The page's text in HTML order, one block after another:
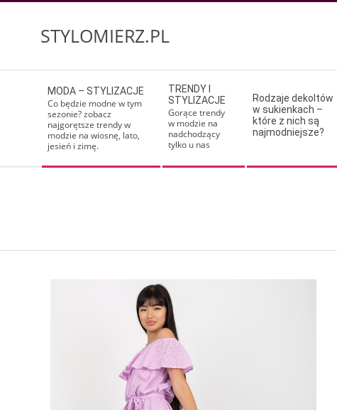
STYLOMIERZ.PL
Navigation
Menu
MODA – STYLIZACJE
Co będzie modne w tym
sezonie? zobacz
najgorętsze trendy w
modzie na wiosnę, lato,
jesień i zimę.
TRENDY I
STYLIZACJE
Gorące trendy
w modzie na
nadchodzący
tylko u nas
Rodzaje dekoltów
w sukienkach –
które z nich są
najmodniejsze?